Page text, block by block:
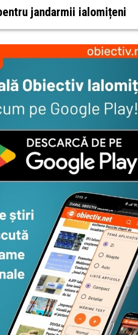
jandarmii ialomițeni